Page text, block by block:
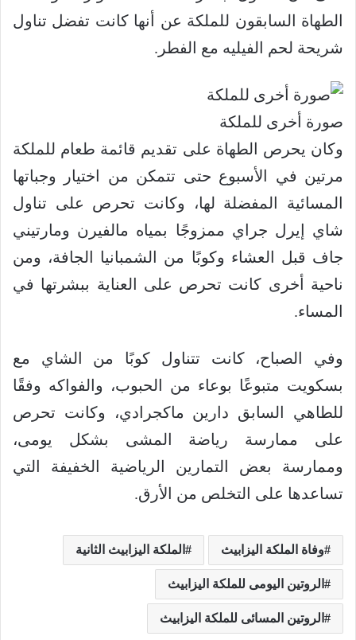
الطهاة السابقون للملكة عن أنها كانت تفضل تناول
شريحة لحم الفيليه مع الفطر .
صورة أخرى للملكة
وكان يحرص الطهاة على تقديم قائمة طعام للملكة
مرتين في الأسبوع حتى تتمكن من اختيار وجباتها
المسائية المفضلة لها، وكانت تحرص على تناول
شاي إيرل جراي ممزوجًا بمياه مالفيرن ومارتيني
جاف قبل العشاء وكوبًا من الشمبانيا الجافة، ومن
ناحية أخرى كانت تحرص على العناية ببشرتها في
المساء.
وفي الصباح، كانت تتناول كوبًا من الشاي مع
بسكويت متبوعًا بوعاء من الحبوب، والفواكه وفقًا
للطاهي السابق دارين ماكجرادي، وكانت تحرص
على ممارسة رياضة المشى بشكل يومى،
وممارسة بعض التمارين الرياضية الخفيفة التي
تساعدها على التخلص من الأرق.
وفاة الملكة اليزابيث الملكة اليزابيث الثانية
الروتين اليومى للملكة اليزابيث
الروتين المسائى للملكة اليزابيث